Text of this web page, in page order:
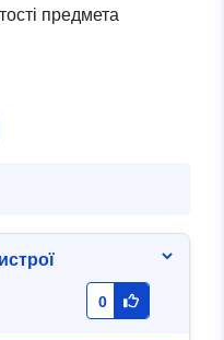
предмета
0